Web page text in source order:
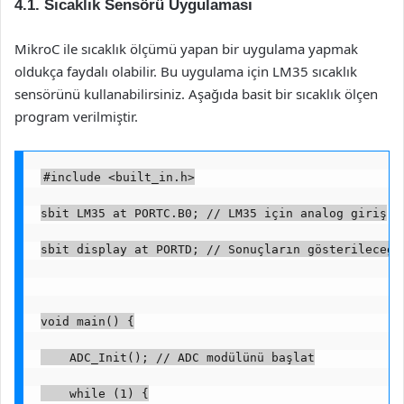
4.1. Sıcaklık Sensörü Uygulaması
MikroC ile sıcaklık ölçümü yapan bir uygulama yapmak
oldukça faydalı olabilir. Bu uygulama için LM35 sıcaklık
sensörünü kullanabilirsiniz. Aşağıda basit bir sıcaklık ölçen
program verilmiştir.
#include <built_in.h>
sbit LM35 at PORTC.B0; // LM35 için analog giriş
sbit display at PORTD; // Sonuçların gösterileceği
void main() {
    ADC_Init(); // ADC modülünü başlat
    while (1) {